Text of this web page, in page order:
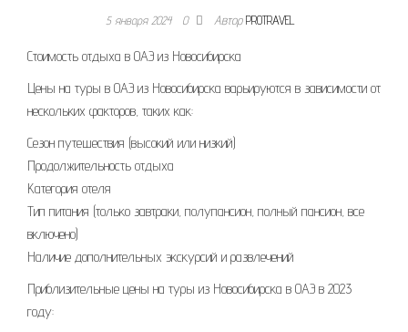
5 января 2024 0 АвторPROTRAVEL
Стоимость отдыха в ОАЭ из Новосибирска
Цены на туры в ОАЭ из Новосибирска варьируются в зависимости от
нескольких факторов, таких как:
Сезон путешествия (высокий или низкий)
Продолжительность отдыха
Категория отеля
Тип питания (только завтраки, полупансион, полный пансион, все
включено)
Наличие дополнительных экскурсий и развлечений
Приблизительные цены на туры из Новосибирска в ОАЭ в 2023
году: